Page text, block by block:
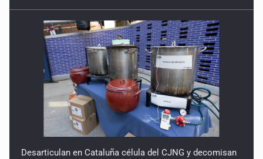
Desarticulan en Cataluña célula del CJNG y decomisan